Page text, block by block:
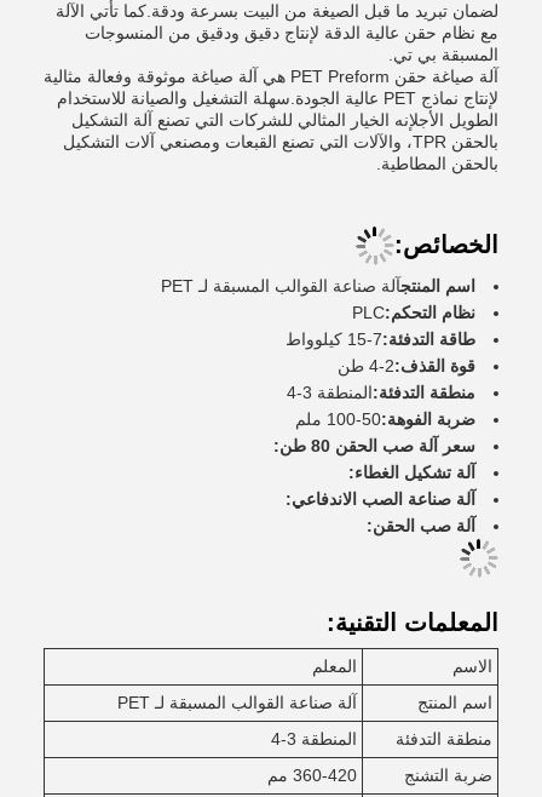
لضمان تبريد ما قبل الصيغة من البيت بسرعة ودقة.كما تأتي الآلة
مع نظام حقن عالية الدقة لإنتاج دقيق ودقيق من المنسوجات
المسبقة بي تي.
آلة صياغة حقن PET Preform هي آلة صياغة موثوقة وفعالة مثالية
لإنتاج نماذج PET عالية الجودة.سهلة التشغيل والصيانة للاستخدام
الطويل الأجلإنه الخيار المثالي للشركات التي تصنع آلة التشكيل
بالحقن TPR، والآلات التي تصنع القبعات ومصنعي آلات التشكيل
بالحقن المطاطية.
الخصائص:
اسم المنتجآلة صناعة القوالب المسبقة لـ PET
نظام التحكم:PLC
طاقة التدفئة:7-15 كيلوواط
قوة القذف:2-4 طن
منطقة التدفئة:المنطقة 3-4
ضربة الفوهة:50-100 ملم
سعر آلة صب الحقن 80 طن:
آلة تشكيل الغطاء:
آلة صناعة الصب الاندفاعي:
آلة صب الحقن:
المعلمات التقنية:
الاسم
المعلم
اسم المنتج
آلة صناعة القوالب المسبقة لـ PET
منطقة التدفئة
المنطقة 3-4
ضربة التشنج
360-420 مم